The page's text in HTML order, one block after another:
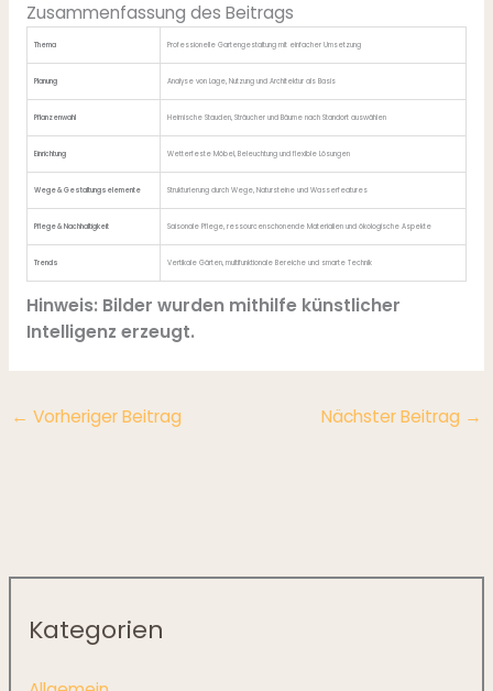
Zusammenfassung des Beitrags
Thema Professionelle Gartengestaltung mit einfacher Umsetzung
Planung Analyse von Lage, Nutzung und Architektur als Basis
Pflanzenwahl Heimische Stauden, Sträucher und Bäume nach Standort auswählen
Einrichtung Wetterfeste Möbel, Beleuchtung und flexible Lösungen
Wege & Gestaltungselemente Strukturierung durch Wege, Natursteine und Wasserfeatures
Pflege & Nachhaltigkeit Saisonale Pflege, ressourcenschonende Materialien und ökologische Aspekte
Trends Vertikale Gärten, multifunktionale Bereiche und smarte Technik
Hinweis: Bilder wurden mithilfe künstlicher
Intelligenz erzeugt.
← Vorheriger Beitrag Nächster Beitrag →
Kategorien